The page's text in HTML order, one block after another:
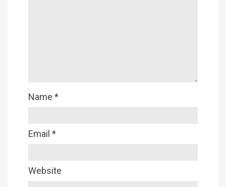
Name *
Email *
Website